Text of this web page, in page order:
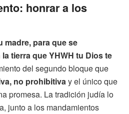
honrar a los
madre, para que se
tierra que YHWH tu Dios te
del segundo bloque que
no prohibitivay el único que
promesa. La tradición judía lo
junto a los mandamientos